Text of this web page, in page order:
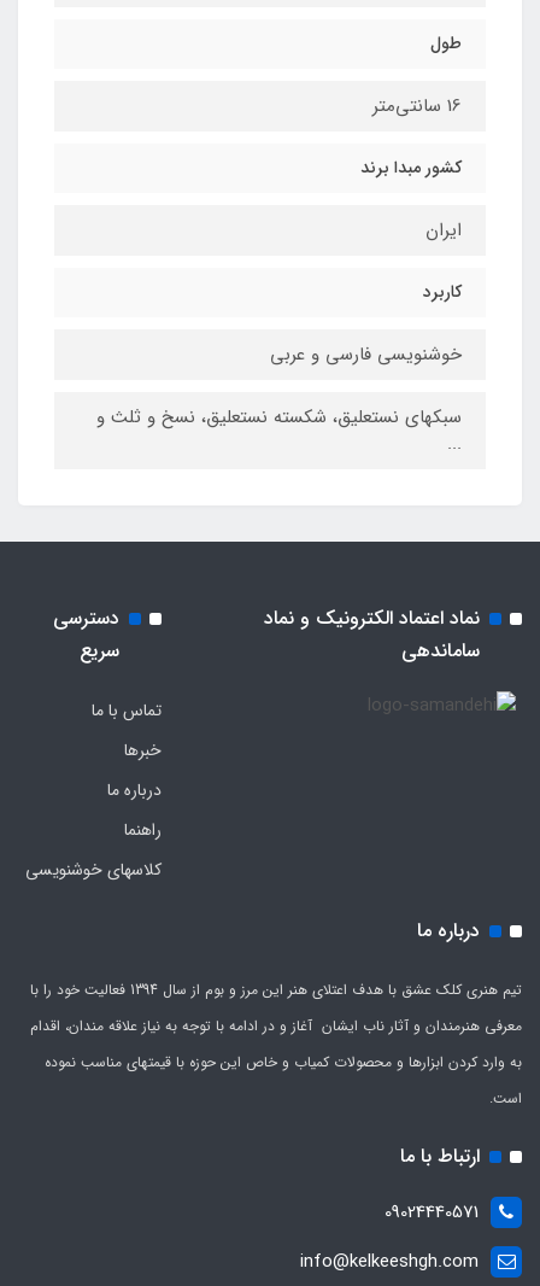
طول
16 سانتی‌متر
کشور مبدا برند
ایران
کاربرد
خوشنویسی فارسی و عربی
سبکهای نستعلیق، شکسته نستعلیق، نسخ و ثلث و
...
نماد اعتماد الکترونیک و نماد
ساماندهی
دسترسی
سریع
تماس با ما
خبرها
درباره ما
راهنما
کلاسهای خوشنویسی
درباره ما
تیم هنری کلک عشق با هدف اعتلای هنر این مرز و بوم از سال 1394 فعالیت خود را با
معرفی هنرمندان و آثار ناب ایشان آغاز و در ادامه با توجه به نیاز علاقه مندان، اقدام
به وارد کردن ابزارها و محصولات کمیاب و خاص این حوزه با قیمتهای مناسب نموده
است.
ارتباط با ما
09024440571
info@kelkeeshgh.com